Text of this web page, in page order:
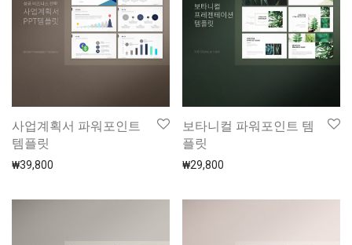
사업계획서 파워포인트
템플릿
₩39,800
보타니컬 파워포인트 템
플릿
₩29,800